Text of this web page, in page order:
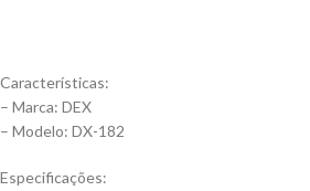
Características:
– Marca: DEX
– Modelo: DX-182
Especificações: